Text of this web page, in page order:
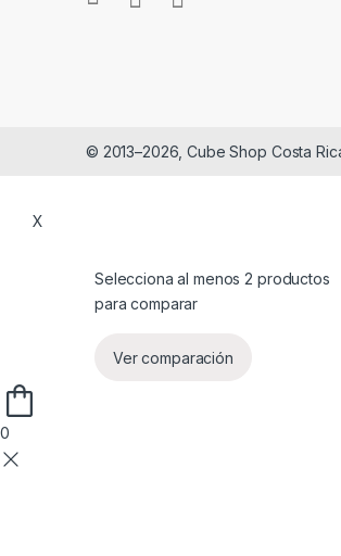
© 2013–2026, Cube Shop Costa
X
Selecciona al menos 2 productos
para comparar
Ver comparación
0